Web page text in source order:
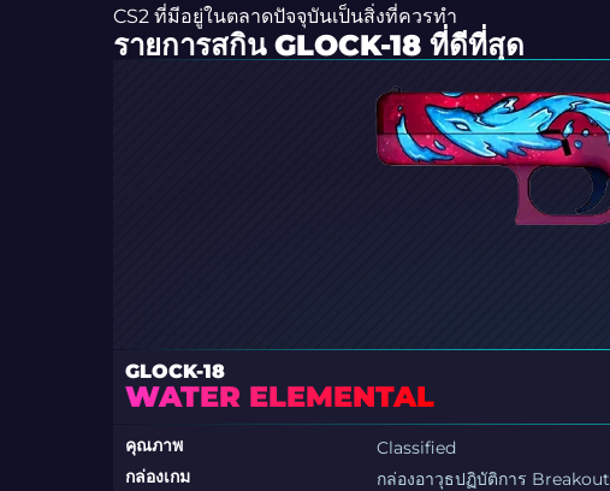
CS2 ที่มีอยู่ในตลาดปัจจุบันเป็นสิ่งที่ควรทำ
รายการสกิน GLOCK-18 ที่ดีที่สุด
GLOCK-18
WATER ELEMENTAL
คุณภาพ
Classified
กล่องเกม
กล่องอาวุธปฏิบัติการ Breakout